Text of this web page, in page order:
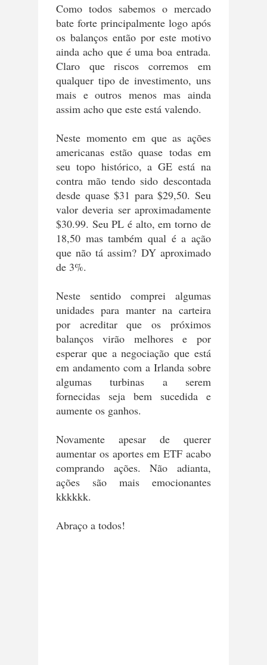
Como todos sabemos o mercado
bate forte principalmente logo após
os balanços então por este motivo
ainda acho que é uma boa entrada.
Claro que riscos corremos em
qualquer tipo de investimento, uns
mais e outros menos mas ainda
assim acho que este está valendo.
Neste momento em que as ações
americanas estão quase todas em
seu topo histórico, a GE está na
contra mão tendo sido descontada
desde quase $31 para $29,50. Seu
valor deveria ser aproximadamente
$30.99. Seu PL é alto, em torno de
18,50 mas também qual é a ação
que não tá assim? DY aproximado
de 3%.
Neste sentido comprei algumas
unidades para manter na carteira
por acreditar que os próximos
balanços virão melhores e por
esperar que a negociação que está
em andamento com a Irlanda sobre
algumas turbinas a serem
fornecidas seja bem sucedida e
aumente os ganhos.
Novamente apesar de querer
aumentar os aportes em ETF acabo
comprando ações. Não adianta,
ações são mais emocionantes
kkkkkk.
Abraço a todos!